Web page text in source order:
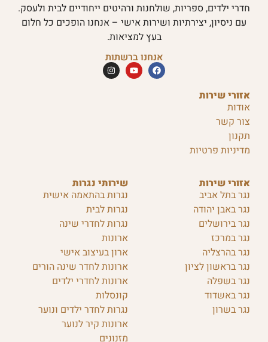
שירותי נגרות
נגרות בהתאמה אישית
נגרות לבית
נגרות לחדרי שינה
ארונות
ארון בעיצוב אישי
ארונות לחדר שינה הורים
ארונות לחדרי ילדים
קונסלות
נגרות לחדר ילדים ונוער
ארונות קיר לנוער
מזנונים
אזורי שירות
נגר בתל אביב
נגר באבן יהודה
נגר בירושלים
נגר במרכז
נגר בהרצליה
נגר בראשון לציון
נגר בשפלה
נגר באשדוד
נגר בשרון
אזורי שירות
אודות
צור קשר
תקנון
מדיניות פרטיות
חדרי ילדים, ספריות, שולחנות ורהיטים ייחודיים לבית ולעסק.
עם ניסיון, יצירתיות ושירות אישי – אנחנו הופכים כל חלום
בעץ למציאות.
אנחנו ברשתות